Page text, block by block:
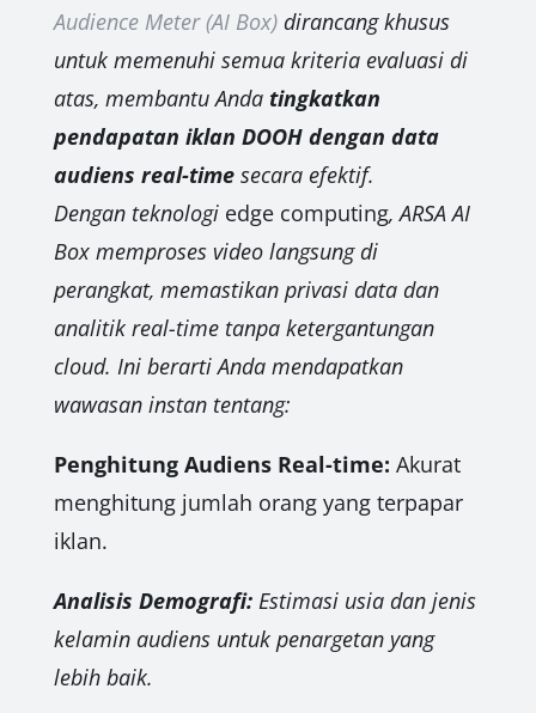
Audience Meter (AI Box)dirancang khusus
untuk memenuhi semua kriteria evaluasi di
atas, membantu Anda tingkatkan
pendapatan iklan DOOH dengan data
audiens real-timesecara efektif.
Dengan teknologi edge computing, ARSA AI
Box memproses video langsung di
perangkat, memastikan privasi data dan
analitik real-time tanpa ketergantungan
cloud. Ini berarti Anda mendapatkan
wawasan instan tentang:
Penghitung Audiens Real-time: Akurat
menghitung jumlah orang yang terpapar
iklan.
Analisis Demografi:Estimasi usia dan jenis
kelamin audiens untuk penargetan yang
lebih baik.